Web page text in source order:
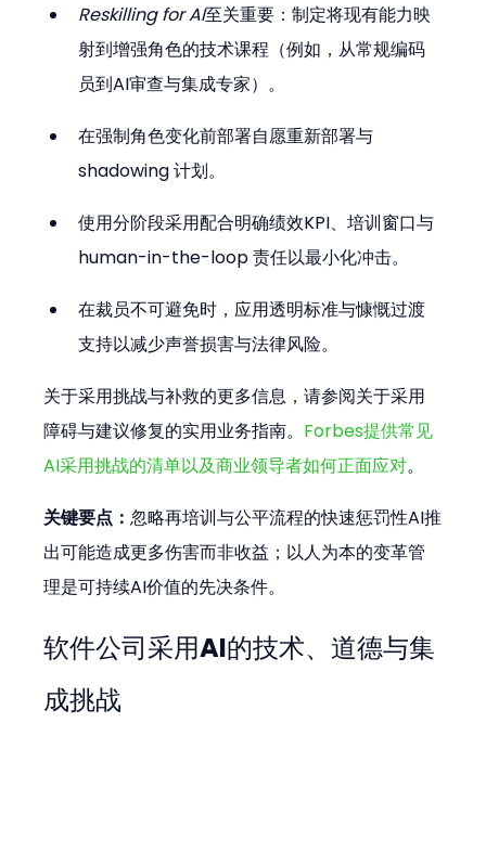
Reskilling for AI至关重要：制定将现有能力映
射到增强角色的技术课程（例如，从常规编码
员到AI审查与集成专家）。
在强制角色变化前部署自愿重新部署与
shadowing 计划。
使用分阶段采用配合明确绩效KPI、培训窗口与
human-in-the-loop 责任以最小化冲击。
在裁员不可避免时，应用透明标准与慷慨过渡
支持以减少声誉损害与法律风险。
关于采用挑战与补救的更多信息，请参阅关于采用
障碍与建议修复的实用业务指南。 Forbes提供常见
AI采用挑战的清单以及商业领导者如何正面应对。
关键要点：忽略再培训与公平流程的快速惩罚性AI推
出可能造成更多伤害而非收益；以人为本的变革管
理是可持续AI价值的先决条件。
软件公司采用AI的技术、道德与集
成挑战